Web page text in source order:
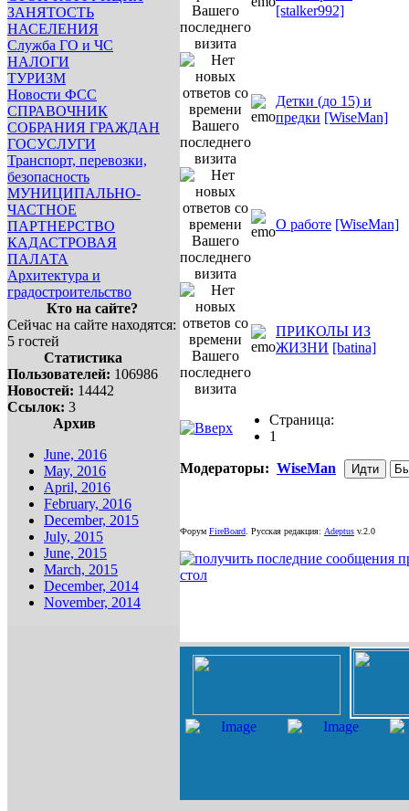
ЗАНЯТОСТЬ
НАСЕЛЕНИЯ
Служба ГО и ЧС
НАЛОГИ
ТУРИЗМ
Новости ФСС
СПРАВОЧНИК
СОБРАНИЯ ГРАЖДАН
ГОСУСЛУГИ
Транспорт, перевозки,
безопасность
МУНИЦИПАЛЬНО-
ЧАСТНОЕ
ПАРТНЕРСТВО
КАДАСТРОВАЯ
ПАЛАТА
Архитектура и
градостроительство
Кто на сайте?
Сейчас на сайте находятся:
5 гостей
Статистика
Пользователей: 106986
Новостей: 14442
Ссылок: 3
Архив
June, 2016
May, 2016
April, 2016
February, 2016
December, 2015
July, 2015
June, 2015
March, 2015
December, 2014
November, 2014
[stalker992]
Детки (до 15) и
предки [WiseMan]
О работе [WiseMan]
ПРИКОЛЫ ИЗ
ЖИЗНИ [batina]
Страница:
1
Модераторы: WiseMan
Форум FireBoard Русская редакция: Adeptus v.2.0